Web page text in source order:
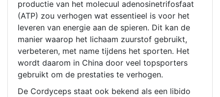
productie van het molecuul adenosinetrifosfaat
(ATP) zou verhogen wat essentieel is voor het
leveren van energie aan de spieren. Dit kan de
manier waarop het lichaam zuurstof gebruikt,
verbeteren, met name tijdens het sporten. Het
wordt daarom in China door veel topsporters
gebruikt om de prestaties te verhogen.
De Cordyceps staat ook bekend als een libido